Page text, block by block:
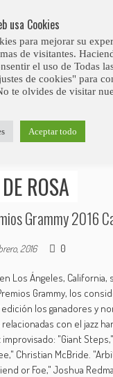
norteamericana.
"Rich de Rosa"
ROSA
Grammy 2016
2016 0
Los Ángeles, California,
Grammy, los
edición los ganadores y
con el jazz
"Giant
Christian McBride.
or Foe," Joshua
usa Cookies
para mejorar su
de visitantes.
el uso de Todas
de cookies" para
te olvides de visitar
Aceptar todo